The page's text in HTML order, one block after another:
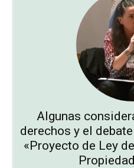
Algunas
derechos y el
«Proyecto de Ley